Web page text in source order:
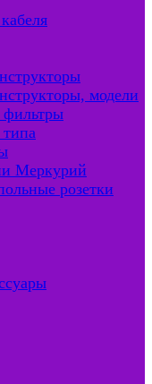
модели
фильтры
Меркурий
розетки